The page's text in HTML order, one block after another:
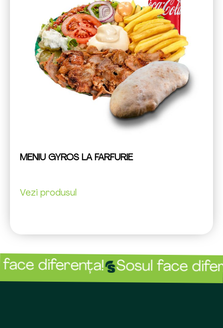
MENIU GYROS LA FARFURIE
Vezi produsul
diferența! Sosul face